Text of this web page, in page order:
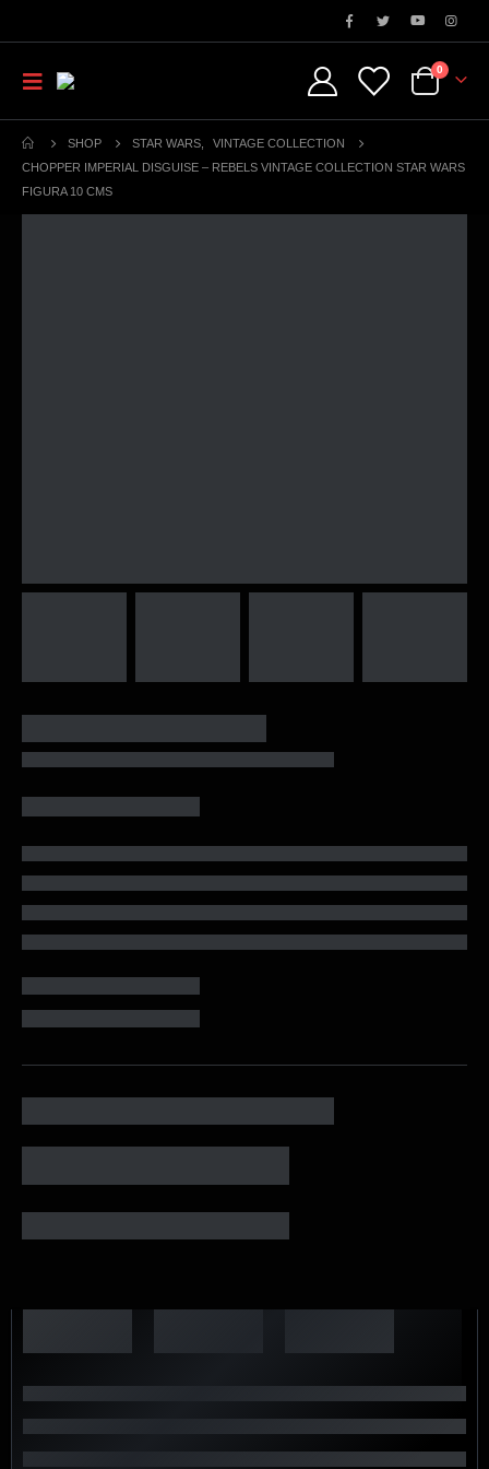
0
SHOP STAR WARS
VINTAGE COLLECTION
CHOPPER IMPERIAL DISGUISE – REBELS VINTAGE COLLECTION STAR WARS
FIGURA 10 CMS